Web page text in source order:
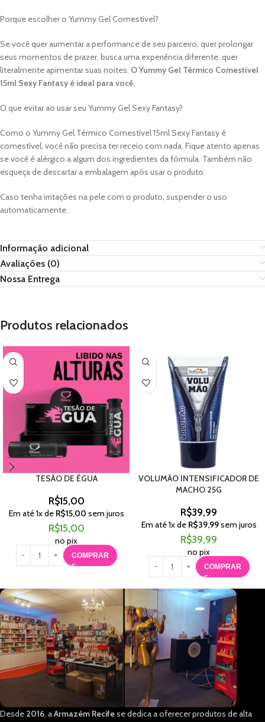
Porque escolher o Yummy Gel Comestível?
Se você quer aumentar a performance de seu parceiro, quer prolongar
seus momentos de prazer, busca uma experiência diferente, quer
literalmente apimentar suas noites. O Yummy Gel Térmico Comestível
15ml Sexy Fantasy é ideal para você.
O que evitar ao usar seu Yummy Gel Sexy Fantasy?
Como o Yummy Gel Térmico Comestível 15ml Sexy Fantasy é
comestível, você não precisa ter receio com nada. Fique atento apenas
se você é alérgico a algum dos ingredientes da fórmula. Também não
esqueça de descartar a embalagem após usar o produto.
Caso tenha irritações na pele com o produto, suspender o uso
automaticamente.
Informação adicional
Avaliações (0)
Nossa Entrega
Produtos relacionados
TESÃO DE ÉGUA
R$15,00
Em até1x de R$15,00 sem juros
R$15,00
no pix
COMPRAR
VOLUMÃO INTENSIFICADOR DE
MACHO 25G
R$39,99
Em até1x de R$39,99sem juros
R$39,99
no pix
COMPRAR
Desde 2016, aArmazém Recifese dedica a oferecer produtos de alta